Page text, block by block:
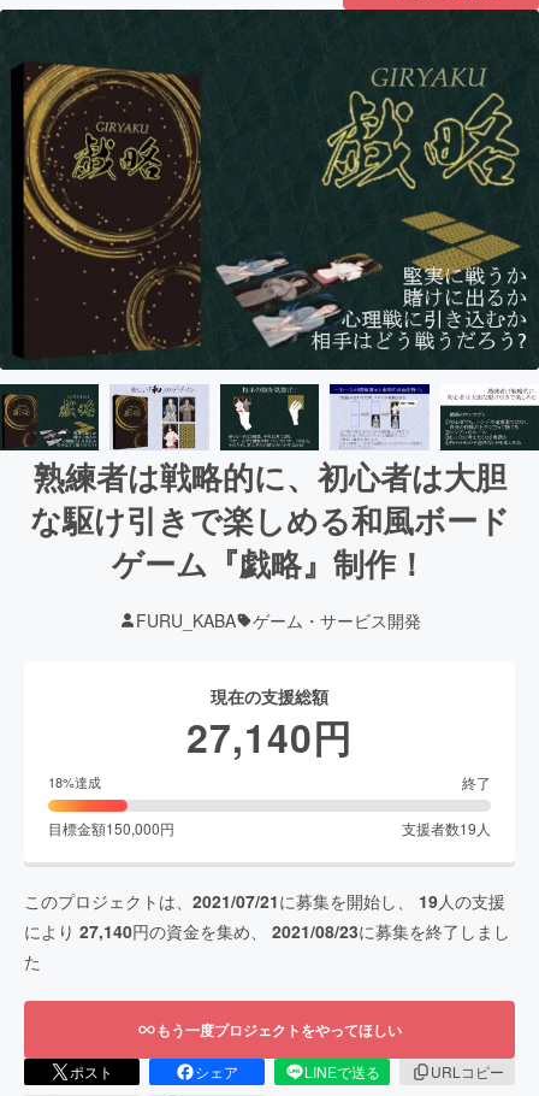
熟練者は戦略的に、初心者は大胆
な駆け引きで楽しめる和風ボード
ゲーム『戯略』制作！
FURU_KABA ゲーム・サービス開発
現在の支援総額
27,140円
18%達成 終了
目標金額150,000円 支援者数19 人
このプロジェクトは、 2021/07/21に募集を開始し、 19人の支援
により 27,140円の資金を集め、 2021/08/23に募集を終了しまし
た
もう一度プロジェクトをやってほしい
ポスト シェア LINEで送る
URLコピー